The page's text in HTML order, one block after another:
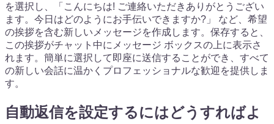
を選択し、「こんにちは! ご連絡いただきありがとうござい
ます。今日はどのようにお手伝いできますか?」 など、希望
の挨拶を含む新しいメッセージを作成します。保存すると、
この挨拶がチャット中にメッセージ ボックスの上に表示さ
れます。簡単に選択して即座に送信することができ、すべて
の新しい会話に温かくプロフェッショナルな歓迎を提供しま
す。
自動返信を設定するにはどうすればよ